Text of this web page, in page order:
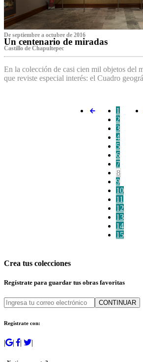
De septiembre a octubre de 2016
Un centenario de miradas
Castillo de Chapultepec
En la colección de casi cien mil objetos del
que reviste especial interés: el Cuadro
1
2
3
4
5
6
7
8
9
10
11
12
13
14
15
Crea tus colecciones
Regístrate para guardar tus obras favoritas
CONTINUAR
Regístrate con:
| | | |